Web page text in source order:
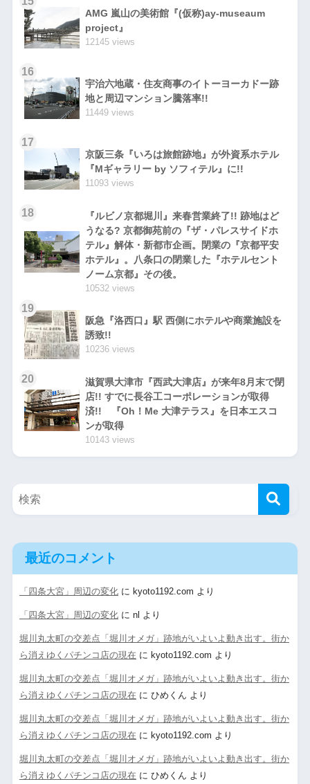
AMG 嵐山の美術館『(仮称)ay-museaum
project』
12145 views
16
宇治六地蔵・住友商事のイトーヨーカドー跡
地と周辺マンション騰落率!!
11449 views
17
京阪三条『いろは旅館跡地』が外資系ホテル
『Mギャラリー by ソフィテル』に!!
11093 views
18
『ルビノ京都堀川』来春営業終了!! 跡地はど
うなる? 京都御苑前の『ザ・パレスサイドホ
テル』解体・新都市企画。閉業の『京都平安
ホテル』。八条口の閉業した『ホテルセント
ノーム京都』その後。
10532 views
19
阪急『洛西口』駅 西側にホテルや商業施設を
誘致!!
10236 views
20
滋賀県大津市『西武大津店』が来年8月末で閉
店!! すでに長谷工コーポレーションが取得
済!! 『Oh！Me 大津テラス』を日本エスコ
ンが取得
10143 views
最近のコメント
「四条大宮」周辺の変化に kyoto1192.com より
「四条大宮」周辺の変化に nl より
堀川丸太町の交差点「堀川オメガ」跡地がいよいよ動き出す。街か
ら消えゆくパチンコ店の現在 に kyoto1192.com より
堀川丸太町の交差点「堀川オメガ」跡地がいよいよ動き出す。街か
ら消えゆくパチンコ店の現在 に ひめくん より
堀川丸太町の交差点「堀川オメガ」跡地がいよいよ動き出す。街か
ら消えゆくパチンコ店の現在 に kyoto1192.com より
堀川丸太町の交差点「堀川オメガ」跡地がいよいよ動き出す。街か
ら消えゆくパチンコ店の現在 に ひめくん より